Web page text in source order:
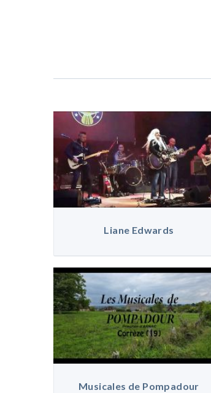
Liane Edwards
Musicales de Pompadour